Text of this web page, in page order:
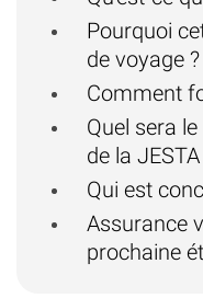
Pourquoi
de voyage ?
Comment
Quel sera
de la JESTA
Qui est
Assurance
prochaine